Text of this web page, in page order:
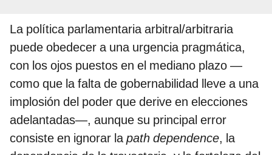
La política parlamentaria arbitral/arbitraria
puede obedecer a una urgencia pragmática,
con los ojos puestos en el mediano plazo —
como que la falta de gobernabilidad lleve a una
implosión del poder que derive en elecciones
adelantadas—, aunque su principal error
consiste en ignorar lapath dependence, la